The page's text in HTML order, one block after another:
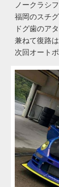
ノークラシ
福岡のスチ
ドグ歯のア
兼ねて復路
次回オート